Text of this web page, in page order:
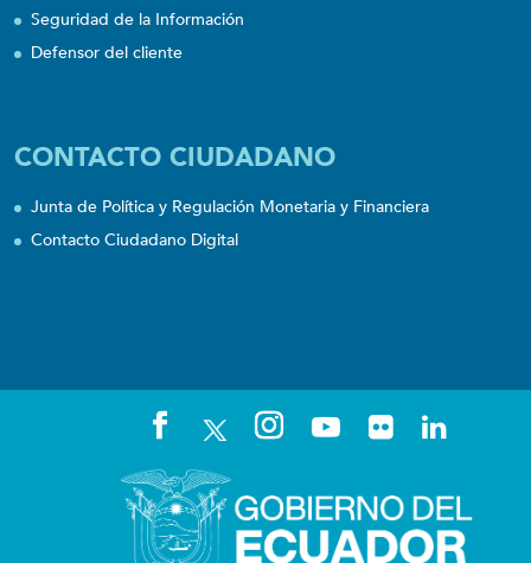
Seguridad de la Información
Defensor del cliente
CONTACTO CIUDADANO
Junta de Política y Regulación Monetaria y Financiera
Contacto Ciudadano Digital